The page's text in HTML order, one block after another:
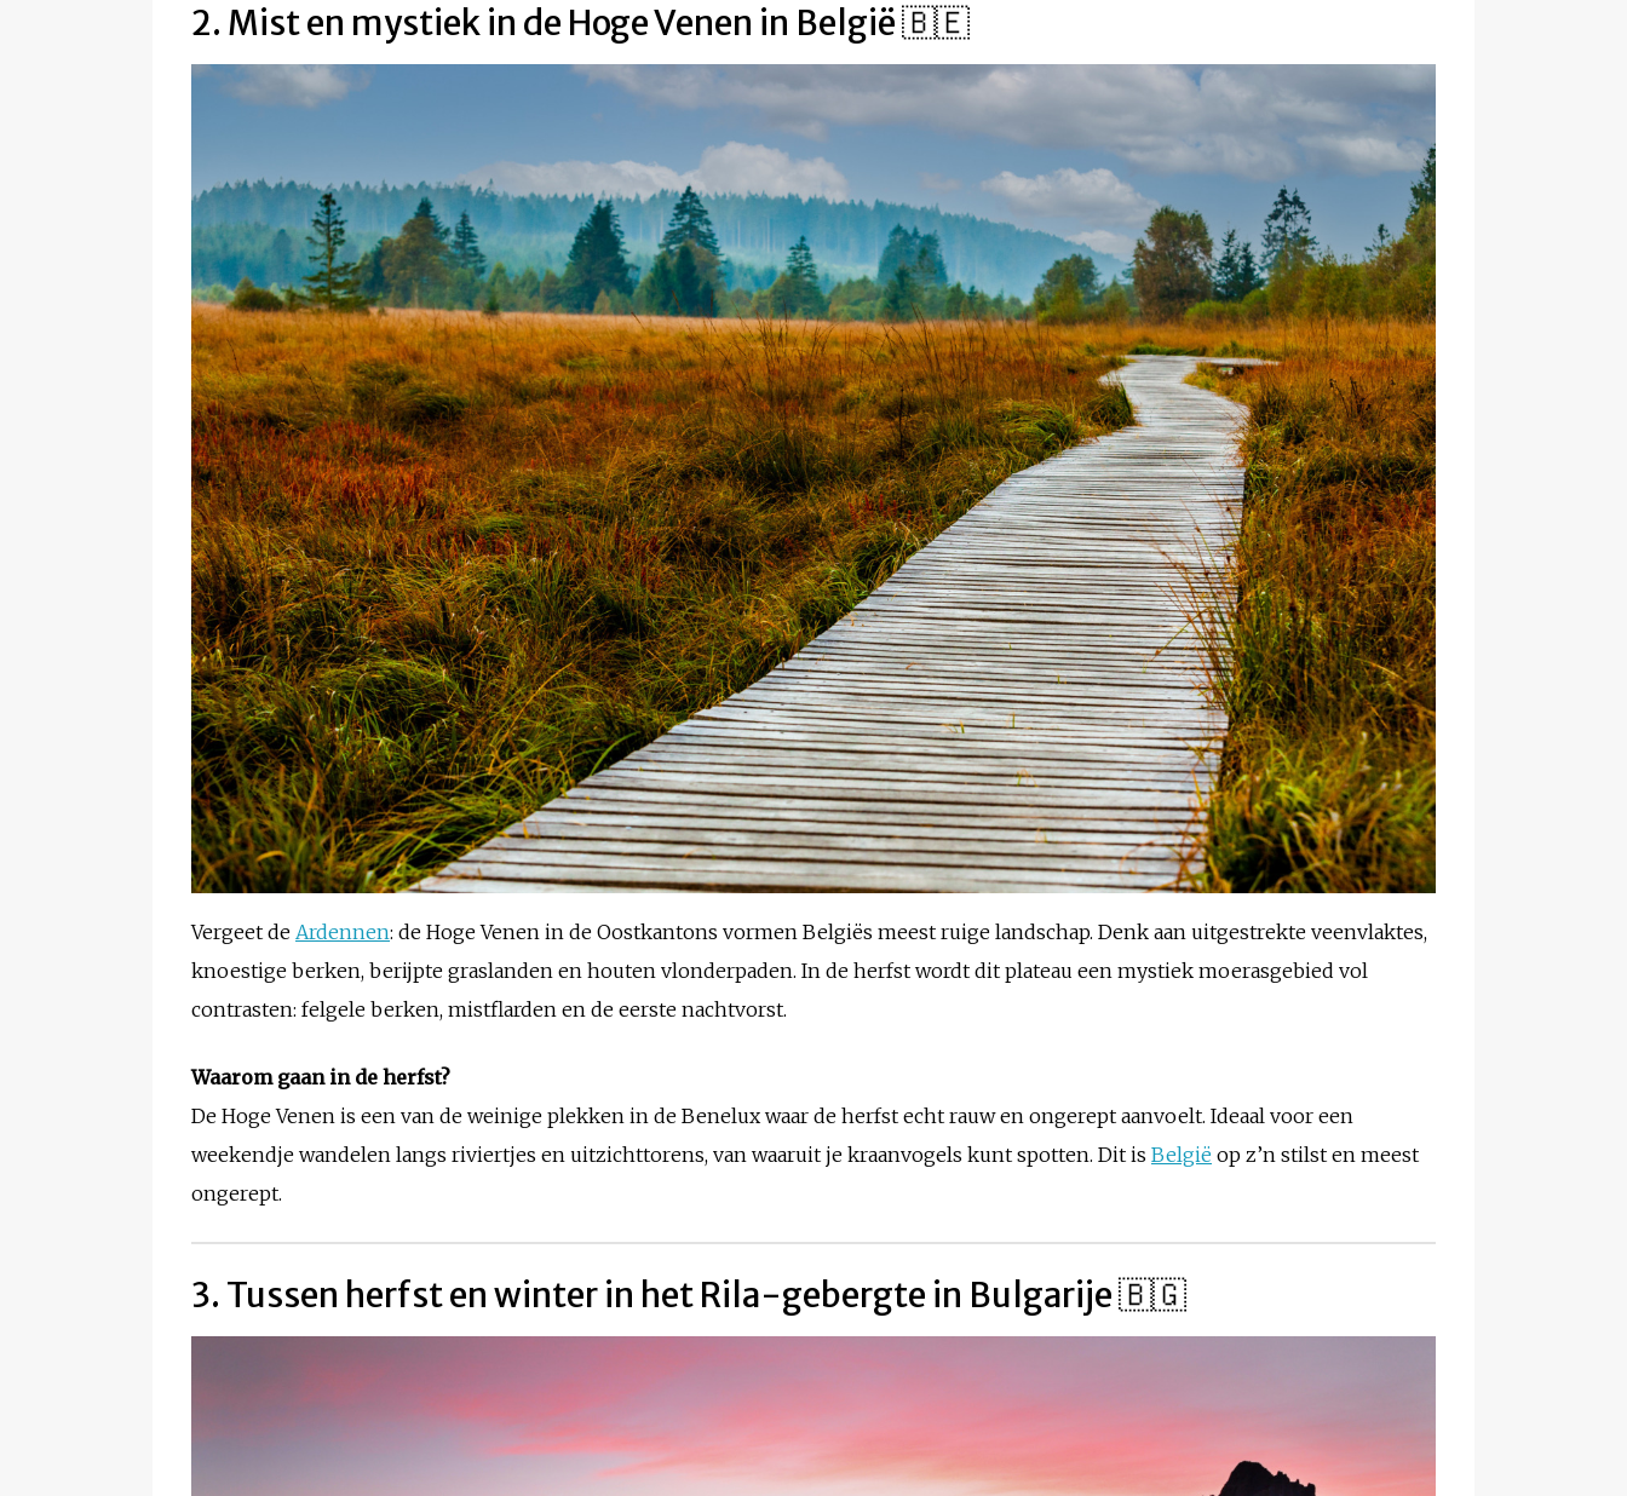
2. Mist en mystiek in de Hoge Venen in België 🇧🇪
Vergeet de Ardennen: de Hoge Venen in de Oostkantons vormen Belgiës meest ruige landschap. Denk aan uitgestrekte veenvlaktes,
knoestige berken, berijpte graslanden en houten vlonderpaden. In de herfst wordt dit plateau een mystiek moerasgebied vol
contrasten: felgele berken, mistflarden en de eerste nachtvorst.
Waarom gaan in de herfst?
De Hoge Venen is een van de weinige plekken in de Benelux waar de herfst echt rauw en ongerept aanvoelt. Ideaal voor een
weekendje wandelen langs riviertjes en uitzichttorens, van waaruit je kraanvogels kunt spotten. Dit is België op z’n stilst en meest
ongerept.
3. Tussen herfst en winter in het Rila-gebergte in Bulgarije 🇧🇬